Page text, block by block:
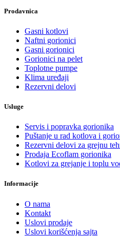
Prodavnica
Gasni kotlovi
Naftni gorionici
Gasni gorionici
Gorionici na pelet
Toplotne pumpe
Klima uređaji
Rezervni delovi
Usluge
Servis i popravka gorionika
Puštanje u rad kotlova i
Rezervni delovi za grejnu
Prodaja Ecoflam gorionika
Kotlovi za grejanje i toplu
Informacije
O nama
Kontakt
Uslovi prodaje
Uslovi korišćenja sajta